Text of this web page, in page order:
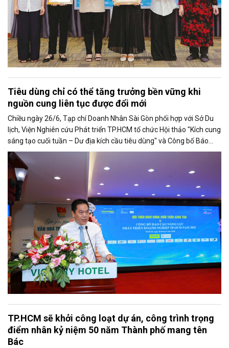
Tiêu dùng chỉ có thể tăng trưởng bền vững khi
nguồn cung liên tục được đổi mới
Chiều ngày 26/6, Tạp chí Doanh Nhân Sài Gòn phối hợp với Sở Du
lịch, Viện Nghiên cứu Phát triển TP.HCM tổ chức Hội thảo "Kích cung
sáng tạo cuối tuần – Dư địa kích cầu tiêu dùng" và Công bố Báo
cáo năng lực phát triển doanh nghiệp TP.HCM năm 2025. Trân
trọng giới thiệu phát biểu của ông Võ Hồng Sơn - Trưởng đại diện
Văn phòng Bộ Công Thương khu vực phía Nam tại Hội thảo.
TP.HCM sẽ khởi công loạt dự án, công trình trọng
điểm nhân kỷ niệm 50 năm Thành phố mang tên
Bác